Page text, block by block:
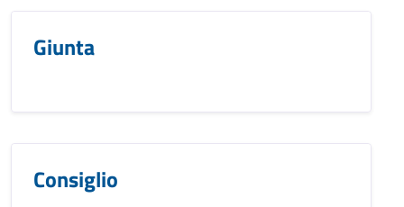
Giunta
Consiglio